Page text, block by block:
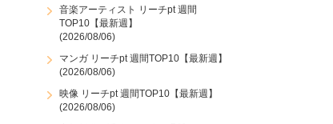
音楽アーティスト リーチpt 週間
TOP10【最新週】
(2026/08/06)
マンガ リーチpt 週間TOP10【最新週】
(2026/08/06)
映像 リーチpt 週間TOP10【最新週】
(2026/08/06)